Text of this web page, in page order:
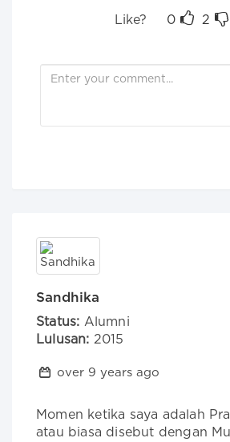
Like? 0 2
Sandhika
Status: Alumni
Lulusan: 2015
over 9 years ago
Momen ketika saya adalah
atau biasa disebut dengan